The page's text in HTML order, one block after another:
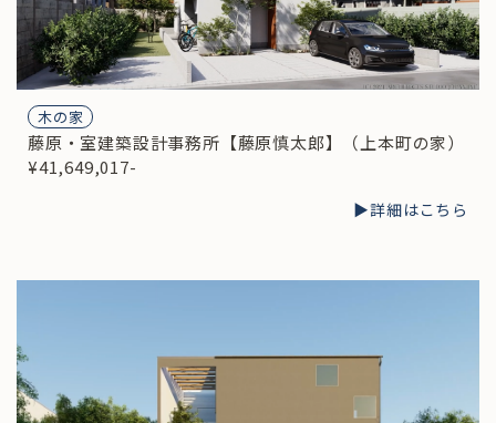
木の家
藤原・室建築設計事務所【藤原慎太郎】（上本町の家）
¥41,649,017-
▶︎詳細はこちら